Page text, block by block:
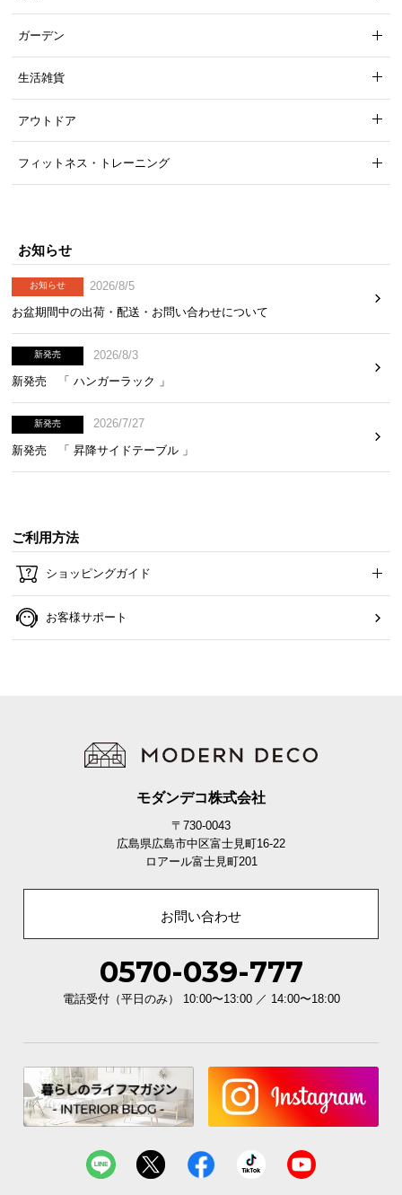
ガーデン
生活雑貨
アウトドア
フィットネス・トレーニング
お知らせ
お知らせ
2026/8/5
お盆期間中の出荷・配送・お問い合わせについて
新発売
2026/8/3
新発売 「 ハンガーラック 」
新発売
2026/7/27
新発売 「 昇降サイドテーブル 」
ご利用方法
ショッピングガイド
お客様サポート
モダンデコ株式会社
〒730-0043
広島県広島市中区富士見町16-22
ロアール富士見町201
お問い合わせ
0570-039-777
電話受付（平日のみ） 10:00〜13:00 ／ 14:00〜18:00